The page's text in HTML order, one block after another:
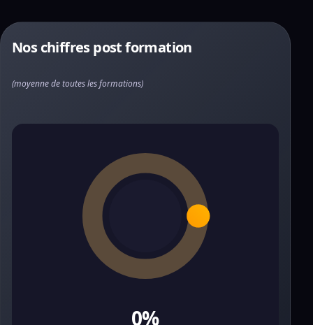
Nos chiffres post formation
(moyenne de toutes les formations)
0%